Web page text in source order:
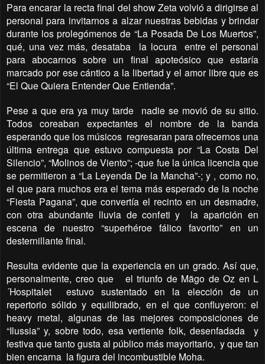
Para encarar la recta final del show Zeta volvió a dirigirse al
personal para invitarnos a alzar nuestras bebidas y brindar
durante los prolegómenos de “La Posada De Los Muertos”,
qué, una vez más, desataba
la locura
entre el personal
para abocarnos sobre un final apoteósico que estaría
marcado por ese cántico a la libertad y el amor libre que es
“El Que Quiera Entender Que Entienda”.
Pese a que era ya muy tarde
nadie se movió de su sitio.
Todos coreaban expectantes el nombre de la banda
esperando que los músicos regresaran para ofrecernos una
última entrega que estuvo compuesta por “La Costa Del
Silencio”, “Molinos de Viento”; -que fue la única licencia que
se permitieron a “La Leyenda De la Mancha”-; y , como no,
el que para muchos era el tema más esperado de la noche
“Fiesta Pagana”, que convertía el recinto en un desmadre,
con otra abundante lluvia de confeti y
la aparición en
escena de nuestro “superhéroe fálico favorito” en un
desternillante final.
Resulta evidente que la experiencia en un grado. Así que,
personalmente, creo que el triunfo de Mägo de Oz en L
´Hospitalet estuvo sustentado en la elección de un
repertorio sólido y equilibrado, en el que confluyeron: el
heavy metal, algunas de las mejores composiciones de
“Ilussia” y, sobre todo, esa vertiente folk, desenfadada y
festiva que tanto gusta al público más mayoritario, y que tan
bien encarna la figura del incombustible Moha.